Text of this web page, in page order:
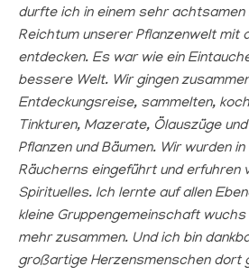
durfte ich in einem sehr achtsamen
Reichtum unserer Pflanzenwelt mit
entdecken. Es war wie ein
bessere Welt. Wir gingen
Entdeckungsreise, sammelten,
Tinkturen, Mazerate, Ölauszüge
Pflanzen und Bäumen. Wir wurden
Räucherns eingeführt und erfuhren
Spirituelles. Ich lernte auf allen
kleine Gruppengemeinschaft
mehr zusammen. Und ich bin
großartige Herzensmenschen dort